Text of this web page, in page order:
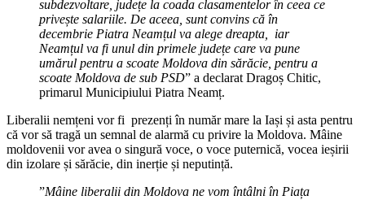
subdezvoltare, județe la coada clasamentelor în ceea ce
privește salariile. De aceea, sunt convins că în
decembrie Piatra Neamțul va alege dreapta, iar
Neamțul va fi unul din primele județe care va pune
umărul pentru a scoate Moldova din sărăcie, pentru a
scoate Moldova de sub PSD” a declarat Dragoș Chitic,
primarul Municipiului Piatra Neamț.
Liberalii nemțeni vor fi prezenți în număr mare la Iași și asta pentru
că vor să tragă un semnal de alarmă cu privire la Moldova. Mâine
moldovenii vor avea o singură voce, o voce puternică, vocea ieșirii
din izolare și sărăcie, din inerție și neputință.
”Mâine liberalii din Moldova ne vom întâlni în Piața